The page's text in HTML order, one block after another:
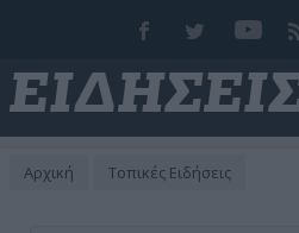
Αρχική Τοπικές Ειδήσεις